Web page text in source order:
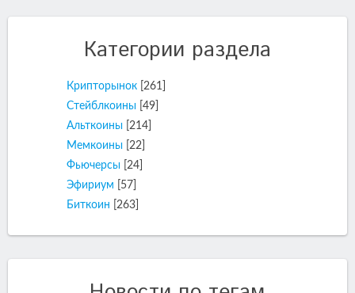
Категории раздела
Крипторынок
[261]
Стейблкоины [49]
Альткоины
[214]
Мемкоины
[22]
Фьючерсы
[24]
Эфириум
[57]
Биткоин
[263]